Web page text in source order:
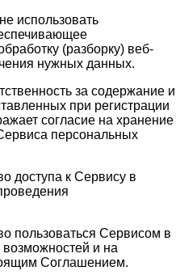
использовать
(разборку) веб-
нужных данных.
за содержание и
при регистрации
согласие на хранение
персональных
доступа к Сервису в
пользоваться Сервисом в
и на
Соглашением.